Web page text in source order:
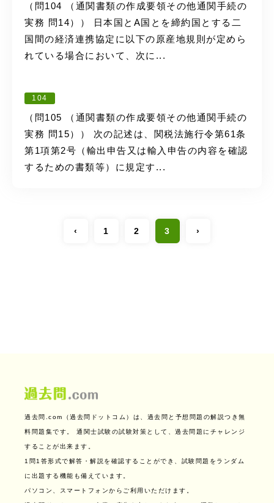
（問104 （通関書類の作成要領その他通関手続の
実務 問14）） 日本国とA国とを締約国とする二
国間の経済連携協定に以下の原産地規則が定めら
れている場合において、次に...
104
（問105 （通関書類の作成要領その他通関手続の
実務 問15）） 次の記述は、関税法施行令第61条
第1項第2号（輸出申告又は輸入申告の内容を確認
するための書類等）に規定す...
‹ 1 2 3 ›
過去問.com（過去問ドットコム）は、過去問と予想問題の解説つき無
料問題集です。 通関士試験の試験対策として、過去問題にチャレンジ
することが出来ます。
1問1答形式で解答・解説を確認することができ、試験問題をランダム
に出題する機能も備えています。
パソコン、スマートフォンからご利用いただけます。